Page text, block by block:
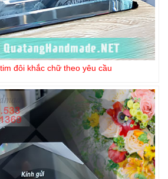
đôi khắc chữ theo yêu cầu